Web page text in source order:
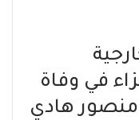
في وفاة
منصور هادي